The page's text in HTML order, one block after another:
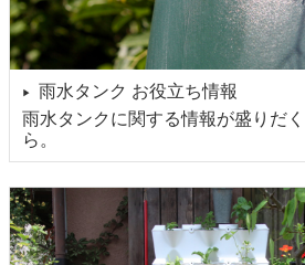
▶
雨水タンク お役立ち情報
雨水タンクに関する情報が盛りだ
ら。